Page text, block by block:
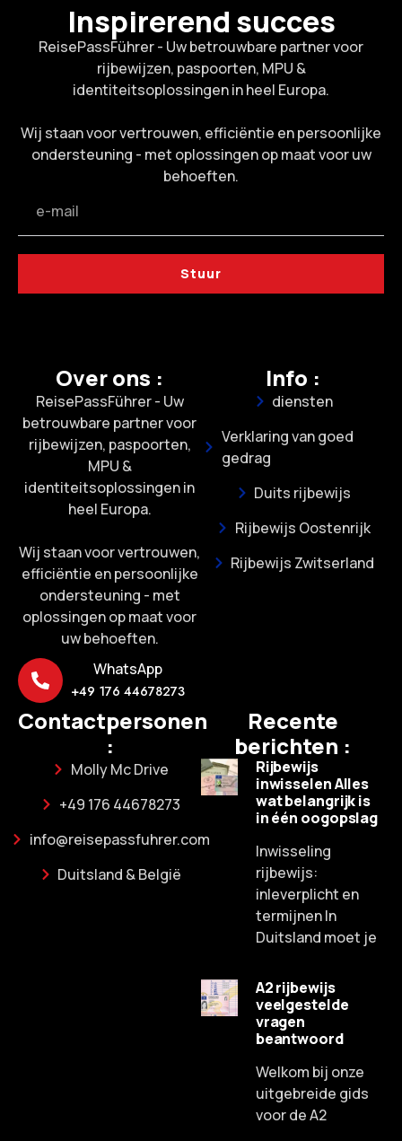
Inspirerend succes
ReisePassFührer - Uw betrouwbare partner voor
rijbewijzen, paspoorten, MPU &
identiteitsoplossingen in heel Europa.
Wij staan voor vertrouwen, efficiëntie en persoonlijke
ondersteuning - met oplossingen op maat voor uw
behoeften.
Stuur
Over ons :
ReisePassFührer - Uw
betrouwbare partner voor
rijbewijzen, paspoorten,
MPU &
identiteitsoplossingen in
heel Europa.
Wij staan voor vertrouwen,
efficiëntie en persoonlijke
ondersteuning - met
oplossingen op maat voor
uw behoeften.
WhatsApp
+49 176 44678273
Info :
diensten
Verklaring van goed
gedrag
Duits rijbewijs
Rijbewijs Oostenrijk
Rijbewijs Zwitserland
Contactpersonen
:
Molly Mc Drive
+49 176 44678273
info@reisepassfuhrer.com
Duitsland & België
Recente
berichten :
Rijbewijs
inwisselen Alles
wat belangrijk is
in één oogopslag
Inwisseling
rijbewijs:
inleverplicht en
termijnen In
Duitsland moet je
A2 rijbewijs
veelgestelde
vragen
beantwoord
Welkom bij onze
uitgebreide gids
voor de A2
Lithuanian
Chinese
Spanish
Russian